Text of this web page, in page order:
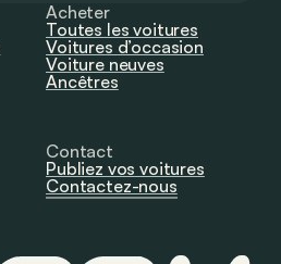
Acheter
Toutes les voitures
Voitures d’occasion
Voiture neuves
Ancêtres
Contact
Publiez vos voitures
Contactez-nous